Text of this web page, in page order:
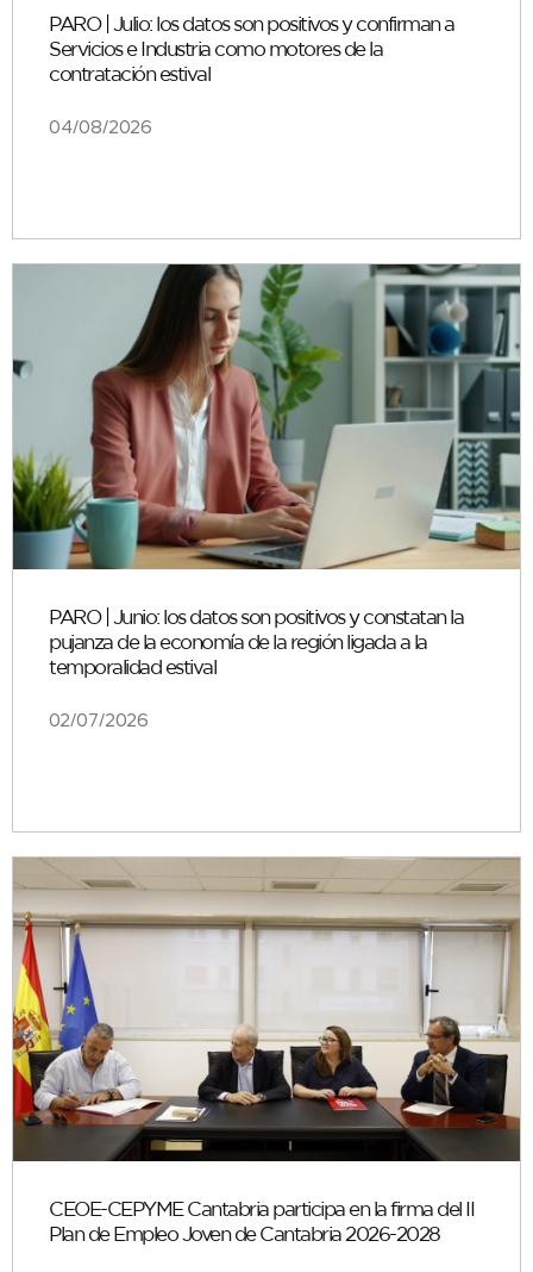
PARO | Julio: los datos son positivos y confirman a
Servicios e Industria como motores de la
contratación estival
04/08/2026
PARO | Junio: los datos son positivos y constatan la
pujanza de la economía de la región ligada a la
temporalidad estival
02/07/2026
CEOE-CEPYME Cantabria participa en la firma del II
Plan de Empleo Joven de Cantabria 2026-2028